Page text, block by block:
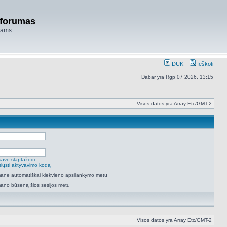
DUK Ieškoti
Dabar yra Rgp 07 2026, 13:15
Visos datos yra Array Etc/GMT-2
slaptažodį
aktyvavimo kodą
automatiškai kiekvieno apsilankymo metu
būseną šios sesijos metu
Visos datos yra Array Etc/GMT-2